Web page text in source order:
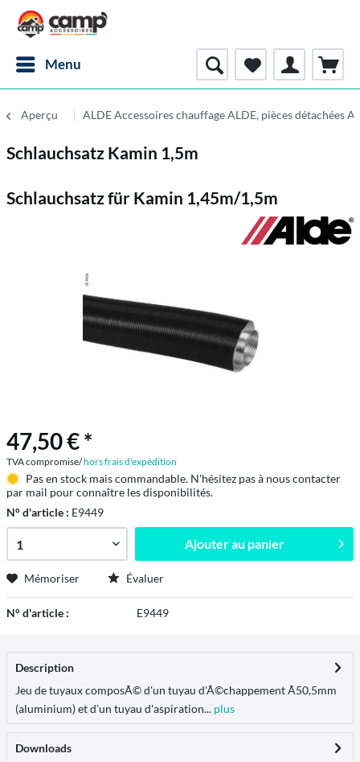
Menu
Aperçu ALDE Accessoires chauffage ALDE, pièces détachées
Schlauchsatz Kamin 1,5m
Schlauchsatz für Kamin 1,45m/1,5m
47,50 € *
TVA compromise/hors frais d'expédition
Pas en stock mais commandable. N'hésitez pas à nous contacter
par mail pour connaître les disponibilités.
N° d'article : E9449
Ajouter au panier
Mémoriser Évaluer
N° d'article : E9449
Description
Jeu de tuyaux composÃ© d'un tuyau d'Ã©chappement Ã50,5mm
(aluminium) et d'un tuyau d'aspiration... plus
Downloads